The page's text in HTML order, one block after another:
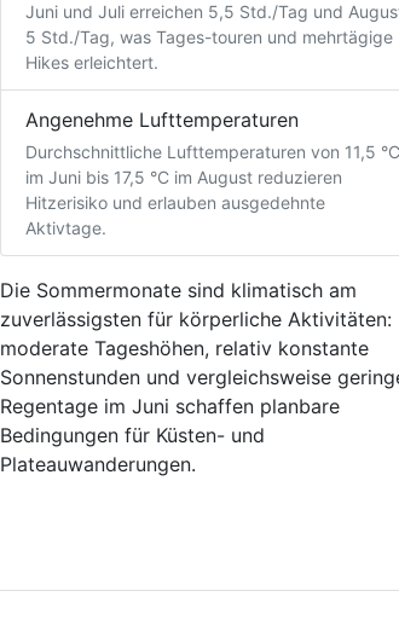
Juni und Juli erreichen 5,5 Std./Tag und
5 Std./Tag, was Tages-touren und mehrtägige
Hikes erleichtert.
Angenehme Lufttemperaturen
Durchschnittliche Lufttemperaturen von 11,5 °C
im Juni bis 17,5 °C im August reduzieren
Hitzerisiko und erlauben ausgedehnte
Aktivtage.
Die Sommermonate sind klimatisch am
zuverlässigsten für körperliche Aktivitäten:
moderate Tageshöhen, relativ konstante
Sonnenstunden und vergleichsweise
Regentage im Juni schaffen planbare
Bedingungen für Küsten- und
Plateauwanderungen.